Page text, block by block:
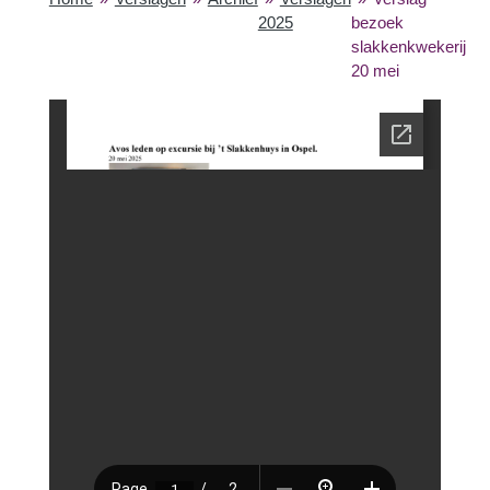
2025
bezoek
slakkenkwekerij
20 mei